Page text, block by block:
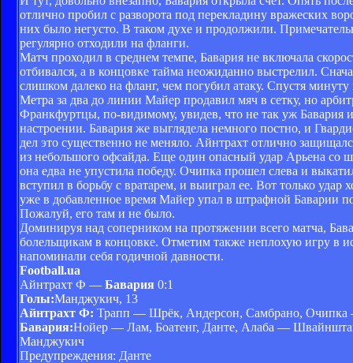
отлично пробил с разворота под перекладину вражеских
них было негусто. В таком духе и продолжили.
регулярно отходили на фланги.
Матч проходил в среднем темпе, Бавария не включала
отбивался, а в концовке тайма неожиданно выстрелил.
слишком далеко на фланг, чем погубил атаку. Спустя
Метра за два до линии Майер продавил мяч в сетку, но
Франкфуртцы, по-видимому, увидев, что не так уж Бавария
настроении. Бавария же выглядела немного постно, и
дел это существенно не меняло. Айнтрахт отлично
из небольшого офсайда. Еще один опасный удар Арьена со
она едва не упустила победу. Очипка прошел слева и
вступил в борьбу с вратарем, и выиграл ее. Вот только
уже в добавленное время Майер упал в штрафной Баварии
Пожалуй, его там и не было.
Доминируя над соперником на протяжении всего матча,
болельщикам в концовке. Отметим также неплохую игру в
напоминали себя годичной давности.
Football.ua
Айнтрахт Ф — Бавария 0:1
Голы:Манджукич, 13
Айнтрахт Ф: Трапп — Шрёк, Андерсон, Самбрано,
Бавария:Нойер — Лам, Боатенг, Данте, Алаба —
Манджукич
Предупреждения: Данте